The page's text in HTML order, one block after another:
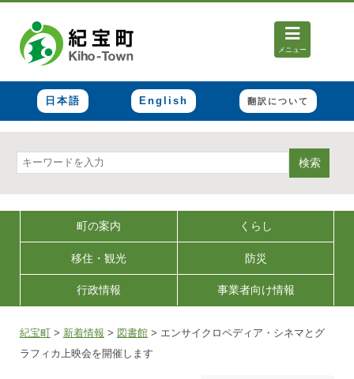
メニュー
日本語 English 翻訳について
検索
町の案内 くらし
移住・観光 防災
行政情報 事業者向け情報
紀宝町 > 新着情報 > 図書館 > エンサイクロペディア・シネマとグ
ラフィカ上映会を開催します